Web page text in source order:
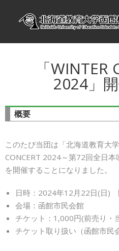
お問い合わせ
OBOG会
「WINTER
2024」
概要
このたび当団は「北海道教育大
CONCERT 2024～第72回全日本
を開催することになりました。
日時：2024年12月22日(日
会場：函館市民会館
チケット：1,000円(前売り・
チケット取り扱い（函館市民